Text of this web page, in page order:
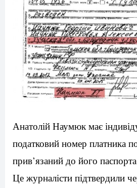
Анатолій Наумюк має
податковий номер платника
прив’язаний до його
Це журналісти підтвердили